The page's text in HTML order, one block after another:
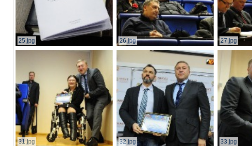
25.jpg 26.jpg 27.jpg
31.jpg 32.jpg 33.jpg